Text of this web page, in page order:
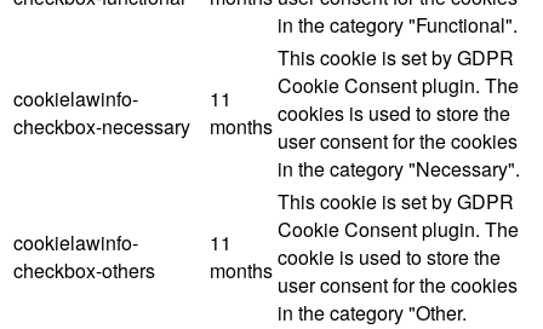
in the category "Functional".
cookielawinfo-
checkbox-necessary
11
months
This cookie is set by GDPR
Cookie Consent plugin. The
cookies is used to store the
user consent for the cookies
in the category "Necessary".
cookielawinfo-
checkbox-others
11
months
This cookie is set by GDPR
Cookie Consent plugin. The
cookie is used to store the
user consent for the cookies
in the category "Other.